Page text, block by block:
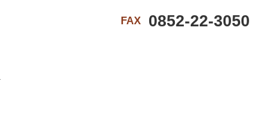
FAX 0852-22-3050